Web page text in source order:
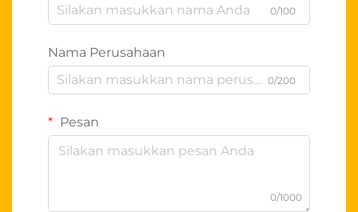
0/100
Nama Perusahaan
0/200
Pesan
0/1000